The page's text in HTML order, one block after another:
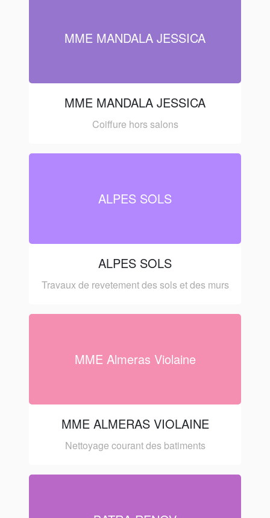
MME MANDALA JESSICA
MME MANDALA JESSICA
Coiffure hors salons
ALPES SOLS
ALPES SOLS
Travaux de revetement des sols et des murs
MME Almeras Violaine
MME ALMERAS VIOLAINE
Nettoyage courant des batiments